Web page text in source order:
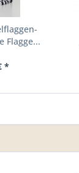
Flagge...
*